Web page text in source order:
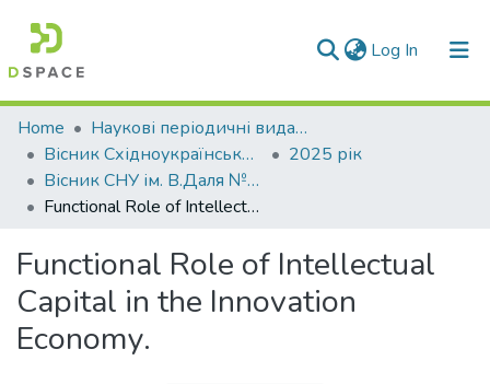
Log In (current)
Communities & Collections
All of DSpace
Statistics
Home
Наукові періодичні видання СНУ ім. В. Даля
Вісник Східноукраїнського національного університету імені В. Даля
2025 рік
Вісник СНУ ім. В.Даля № 6 (292) 2025
Functional Role of Intellectual Capital in the Innovation Economy.
Functional Role of Intellectual
Capital in the Innovation
Economy.